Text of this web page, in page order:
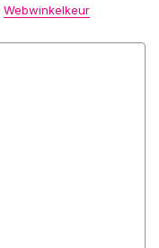
Webwinkelkeur